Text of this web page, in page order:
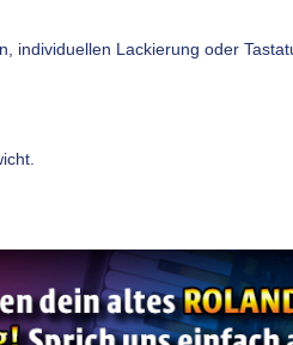
individuellen Lackierung oder